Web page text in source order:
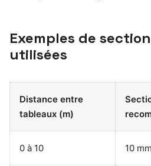
Exemples de
utilisées
Distance entre
tableaux (m)
0 à 10 10